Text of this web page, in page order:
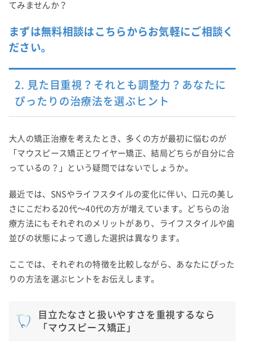
てみませんか？
まずは無料相談はこちらからお気軽にご相談く
ださい。
2. 見た目重視？それとも調整力？あなたに
ぴったりの治療法を選ぶヒント
大人の矯正治療を考えたとき、多くの方が最初に悩むのが
「マウスピース矯正とワイヤー矯正、結局どちらが自分に合
っているの？」という疑問ではないでしょうか。
最近では、SNSやライフスタイルの変化に伴い、口元の美し
さにこだわる20代〜40代の方が増えています。どちらの治
療方法にもそれぞれのメリットがあり、ライフスタイルや歯
並びの状態によって適した選択は異なります。
ここでは、それぞれの特徴を比較しながら、あなたにぴった
りの方法を選ぶヒントをお伝えします。
目立たなさと扱いやすさを重視するなら
「マウスピース矯正」